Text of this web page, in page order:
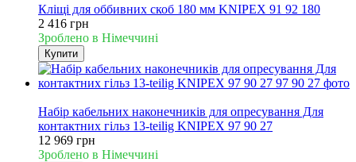
Кліщі для оббивних скоб 180 мм KNIPEX 91 92 180
2 416 грн
Зроблено в Німеччині
Купити
Набір кабельних наконечників для опресування Для
контактних гільз 13-teilig KNIPEX 97 90 27
12 969 грн
Зроблено в Німеччині